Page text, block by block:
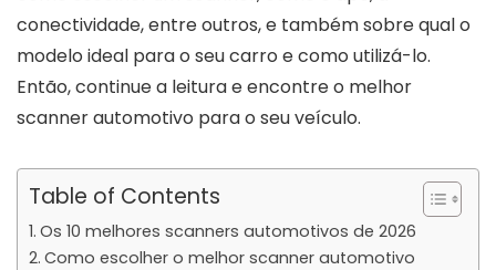
conectividade, entre outros, e também sobre qual o
modelo ideal para o seu carro e como utilizá-lo.
Então, continue a leitura e encontre o melhor
scanner automotivo para o seu veículo.
Table of Contents
Os 10 melhores scanners automotivos de 2026
Como escolher o melhor scanner automotivo